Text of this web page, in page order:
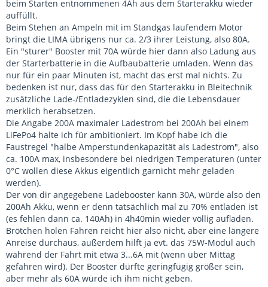
beim Starten entnommenen 4Ah aus dem Starterakku wieder
auffüllt.
Beim Stehen an Ampeln mit im Standgas laufendem Motor
bringt die LIMA übrigens nur ca. 2/3 ihrer Leistung, also 80A.
Ein "sturer" Booster mit 70A würde hier dann also Ladung aus
der Starterbatterie in die Aufbaubatterie umladen. Wenn das
nur für ein paar Minuten ist, macht das erst mal nichts. Zu
bedenken ist nur, dass das für den Starterakku in Bleitechnik
zusätzliche Lade-/Entladezyklen sind, die die Lebensdauer
merklich herabsetzen.
Die Angabe 200A maximaler Ladestrom bei 200Ah bei einem
LiFePo4 halte ich für ambitioniert. Im Kopf habe ich die
Faustregel "halbe Amperstundenkapazität als Ladestrom", also
ca. 100A max, insbesondere bei niedrigen Temperaturen (unter
0°C wollen diese Akkus eigentlich garnicht mehr geladen
werden).
Der von dir angegebene Ladebooster kann 30A, würde also den
200Ah Akku, wenn er denn tatsächlich mal zu 70% entladen ist
(es fehlen dann ca. 140Ah) in 4h40min wieder völlig aufladen.
Brötchen holen Fahren reicht hier also nicht, aber eine längere
Anreise durchaus, außerdem hilft ja evt. das 75W-Modul auch
während der Fahrt mit etwa 3...6A mit (wenn über Mittag
gefahren wird). Der Booster dürfte geringfügig größer sein,
aber mehr als 60A würde ich ihm nicht geben.